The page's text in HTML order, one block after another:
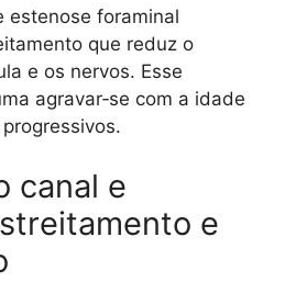
estenose foraminal
que reduz o
e os nervos. Esse
agravar‑se com a idade
canal e
e